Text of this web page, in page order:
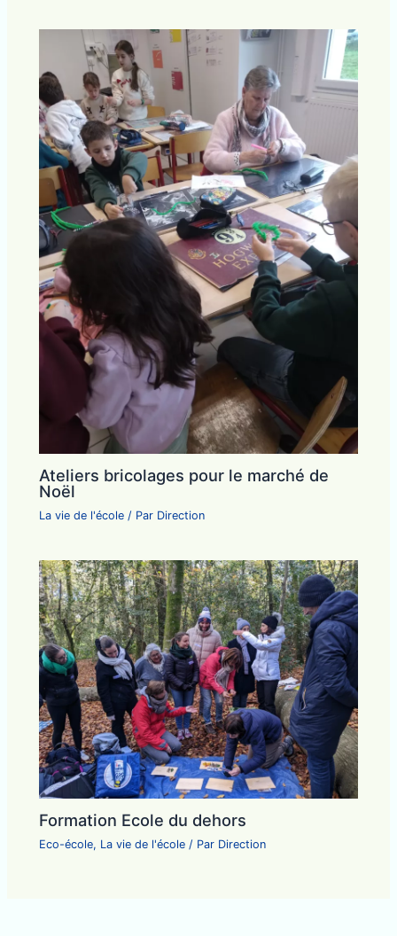
Ateliers bricolages pour le marché de
Noël
La vie de l'école / Par Direction
Formation Ecole du dehors
Eco-école, La vie de l'école / Par Direction